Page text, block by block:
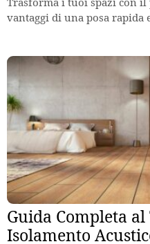
vantaggi di una posa rapida
Guida Completa
Isolamento